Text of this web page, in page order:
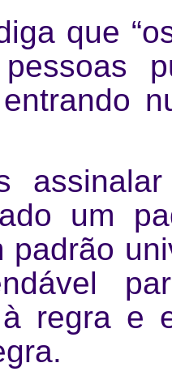
que
um
padrão
regra e